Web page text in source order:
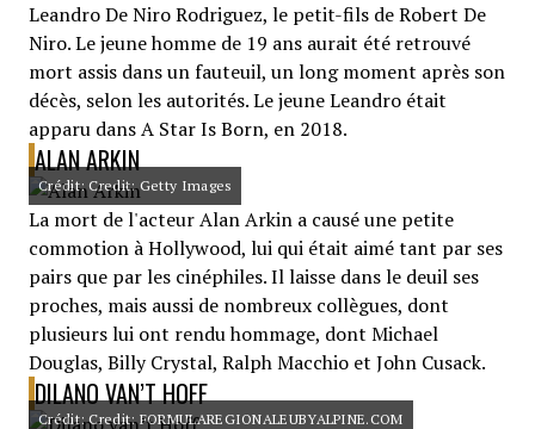
Leandro De Niro Rodriguez, le petit-fils de Robert De
Niro. Le jeune homme de 19 ans aurait été retrouvé
mort assis dans un fauteuil, un long moment après son
décès, selon les autorités. Le jeune Leandro était
apparu dans A Star Is Born, en 2018.
ALAN ARKIN
Crédit: Credit: Getty Images
La mort de l'acteur Alan Arkin a causé une petite
commotion à Hollywood, lui qui était aimé tant par ses
pairs que par les cinéphiles. Il laisse dans le deuil ses
proches, mais aussi de nombreux collègues, dont
plusieurs lui ont rendu hommage, dont Michael
Douglas, Billy Crystal, Ralph Macchio et John Cusack.
DILANO VAN’T HOFF
Crédit: Credit: FORMULAREGIONALEUBYALPINE.COM